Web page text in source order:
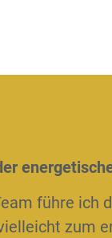
führe ich
zum